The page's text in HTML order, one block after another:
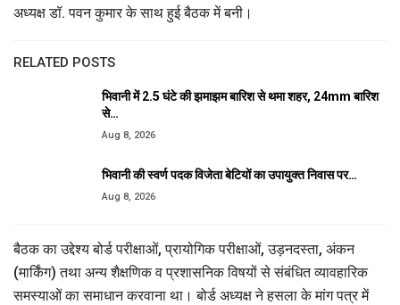
अध्यक्ष डॉ. पवन कुमार के साथ हुई बैठक में बनी।
RELATED POSTS
भिवानी में 2.5 घंटे की झमाझम बारिश से थमा शहर, 24mm बारिश
से…
Aug 8, 2026
भिवानी की स्वर्ण पदक विजेता बेटियों का उपायुक्त निवास पर…
Aug 8, 2026
बैठक का उद्देश्य बोर्ड परीक्षाओं, प्रायोगिक परीक्षाओं, उड़नदस्ता, अंकन
(मार्किंग) तथा अन्य शैक्षणिक व प्रशासनिक विषयों से संबंधित व्यावहारिक
समस्याओं का समाधान करवाना था। बोर्ड अध्यक्ष ने हसला के मांग पत्र में